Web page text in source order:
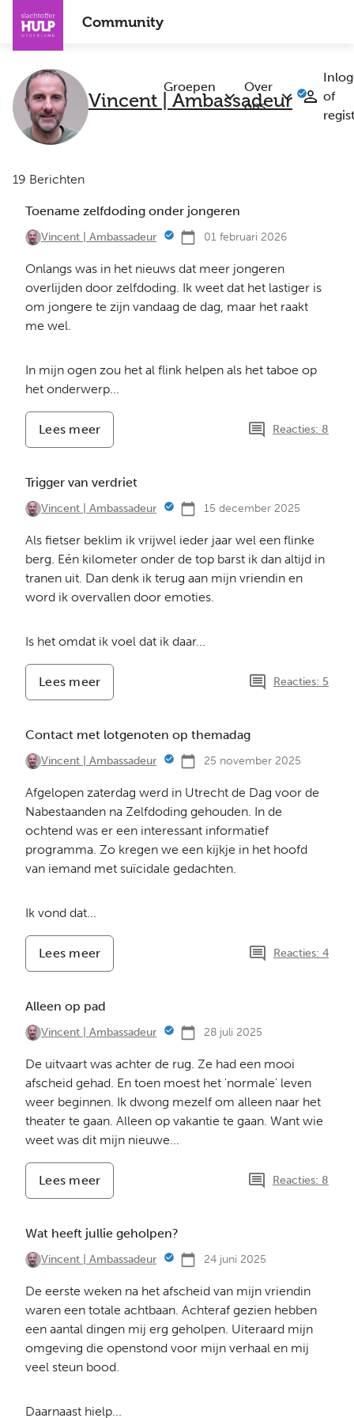
Overslaan
naar
inhoud
gaan
Community
Groepen
Submenu
Over
ons
Submenu
of
Vincent | Ambassadeur
19 Berichten
Toename zelfdoding onder jongeren
Vincent | Ambassadeur 01 februari 2026
Onlangs was in het nieuws dat meer jongeren
overlijden door zelfdoding. Ik weet dat het lastiger is
om jongere te zijn vandaag de dag, maar het raakt
me wel.
In mijn ogen zou het al flink helpen als het taboe op
het onderwerp...
Lees meer
Toename
onder
Reacties: 8
Trigger van verdriet
Vincent | Ambassadeur 15 december 2025
Als fietser beklim ik vrijwel ieder jaar wel een flinke
berg. Eén kilometer onder de top barst ik dan altijd in
tranen uit. Dan denk ik terug aan mijn vriendin en
word ik overvallen door emoties.
Is het omdat ik voel dat ik daar...
Lees meer
Trigger
verdriet
Reacties: 5
Contact met lotgenoten op themadag
Vincent | Ambassadeur 25 november 2025
Afgelopen zaterdag werd in Utrecht de Dag voor de
Nabestaanden na Zelfdoding gehouden. In de
ochtend was er een interessant informatief
programma. Zo kregen we een kijkje in het hoofd
van iemand met suïcidale gedachten.
Ik vond dat...
Lees meer
Contact
lotgenoten
themadag
Reacties: 4
Alleen op pad
Vincent | Ambassadeur 28 juli 2025
De uitvaart was achter de rug. Ze had een mooi
afscheid gehad. En toen moest het 'normale' leven
weer beginnen. Ik dwong mezelf om alleen naar het
theater te gaan. Alleen op vakantie te gaan. Want wie
weet was dit mijn nieuwe...
Lees meer
Alleen
pad
Reacties: 8
Wat heeft jullie geholpen?
Vincent | Ambassadeur 24 juni 2025
De eerste weken na het afscheid van mijn vriendin
waren een totale achtbaan. Achteraf gezien hebben
een aantal dingen mij erg geholpen. Uiteraard mijn
omgeving die openstond voor mijn verhaal en mij
veel steun bood.
Daarnaast hielp...